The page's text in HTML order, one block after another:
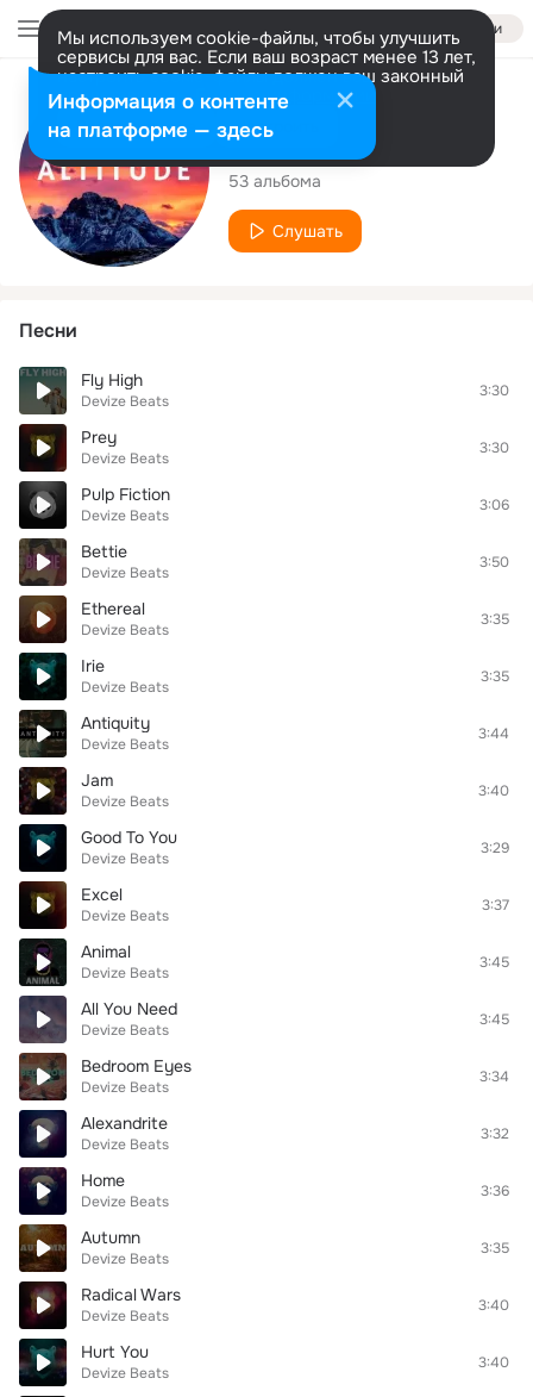
Войти
Мы используем cookie-файлы, чтобы улучшить
сервисы для вас. Если ваш возраст менее 13 лет,
настроить cookie-файлы должен ваш законный
представитель. Больше информации
Разрешить все Настроить
Исполнитель
Devize Beats
53 альбома
Слушать
Песни
Fly High
Devize Beats
3:30
Prey
Devize Beats
3:30
Pulp Fiction
Devize Beats
3:06
Bettie
Devize Beats
3:50
Ethereal
Devize Beats
3:35
Irie
Devize Beats
3:35
Antiquity
Devize Beats
3:44
Jam
Devize Beats
3:40
Good To You
Devize Beats
3:29
Excel
Devize Beats
3:37
Animal
Devize Beats
3:45
All You Need
Devize Beats
3:45
Bedroom Eyes
Devize Beats
3:34
Alexandrite
Devize Beats
3:32
Home
Devize Beats
3:36
Autumn
Devize Beats
3:35
Radical Wars
Devize Beats
3:40
Hurt You
Devize Beats
3:40
Информация о контенте
на платформе — здесь